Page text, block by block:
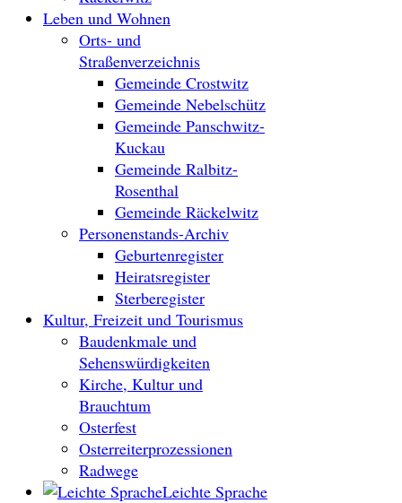
Leben und Wohnen
Orts- und
Straßenverzeichnis
Gemeinde Crostwitz
Gemeinde Nebelschütz
Gemeinde Panschwitz-
Kuckau
Gemeinde Ralbitz-
Rosenthal
Gemeinde Räckelwitz
Personenstands-Archiv
Geburtenregister
Heiratsregister
Sterberegister
Kultur, Freizeit und Tourismus
Baudenkmale und
Sehenswürdigkeiten
Kirche, Kultur und
Brauchtum
Osterfest
Osterreiterprozessionen
Radwege
Leichte Sprache